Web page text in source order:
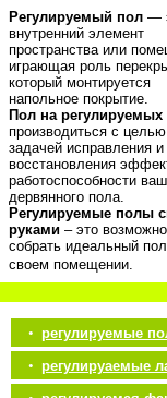
Регулируемый пол —
внутренний элемент
пространства или
играющая роль
который монтируется
напольное покрытие.
Пол на регулируемых
производиться с
задачей исправления и
восстановления
работоспособности
дервянного пола.
Регулируемые полы
руками – это
собрать идеальный
своем помещении.
• регулируемые
• регулируаемые